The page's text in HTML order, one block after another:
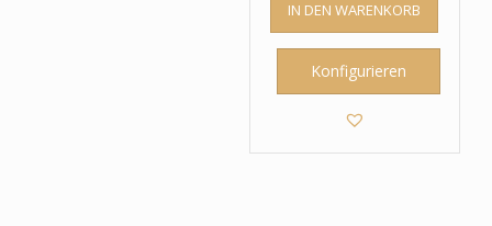
IN DEN WARENKORB
Konfigurieren